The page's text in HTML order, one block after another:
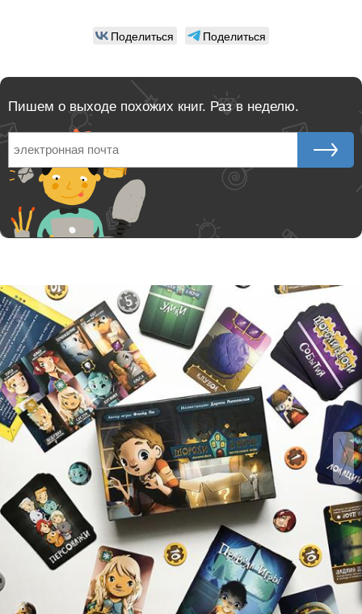
семейные настольные игры детские игры
Поделиться Поделиться
Пишем о выходе похожих книг. Раз в неделю.